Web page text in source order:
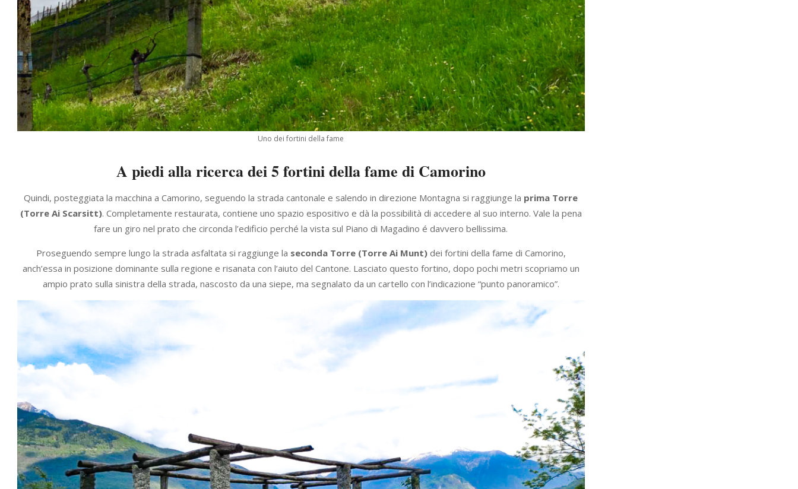
Uno dei fortini della fame
A piedi alla ricerca dei 5 fortini della fame di Camorino
Quindi, posteggiata la macchina a Camorino, seguendo la strada cantonale e salendo in direzione Montagna si raggiunge la prima Torre
(Torre Ai Scarsitt). Completamente restaurata, contiene uno spazio espositivo e dà la possibilità di accedere al suo interno. Vale la pena
fare un giro nel prato che circonda l’edificio perché la vista sul Piano di Magadino é davvero bellissima.
Proseguendo sempre lungo la strada asfaltata si raggiunge la seconda Torre (Torre Ai Munt)dei fortini della fame di Camorino,
anch’essa in posizione dominante sulla regione e risanata con l’aiuto del Cantone. Lasciato questo fortino, dopo pochi metri scopriamo un
ampio prato sulla sinistra della strada, nascosto da una siepe, ma segnalato da un cartello con l’indicazione “punto panoramico”.